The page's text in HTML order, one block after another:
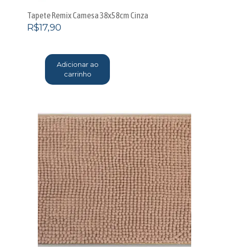
Tapete Remix Camesa 38x58cm Cinza
R$17,90
Adicionar ao
carrinho